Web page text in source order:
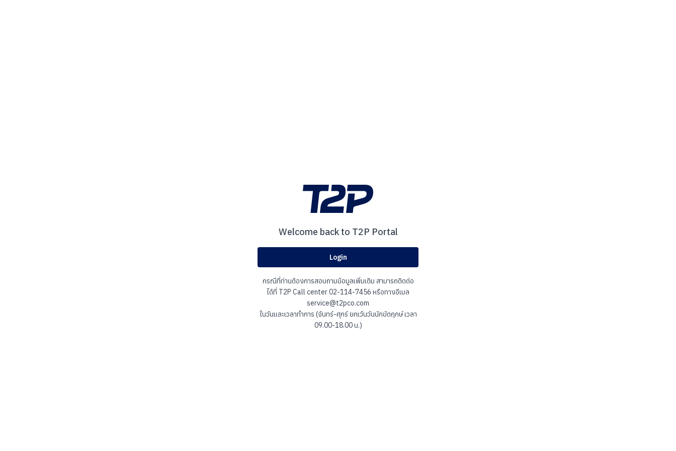
Welcome back to T2P Portal
Login
กรณีที่ท่านต้องการสอบถามข้อมูลเพิ่มเติม สามารถติดต่อ
ได้ที่ T2P Call center 02-114-7456 หรือทางอีเมล
service@t2pco.com
ในวันและเวลาทำการ (จันทร์-ศุกร์ ยกเว้นวันนักขัตฤกษ์ เวลา
09.00-18.00 น.)